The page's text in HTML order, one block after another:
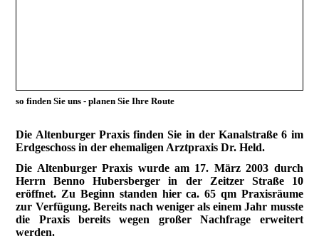
so finden Sie uns - planen Sie Ihre Route
Die Altenburger Praxis finden Sie in der Kanalstraße 6 im
Erdgeschoss in der ehemaligen Arztpraxis Dr. Held.
Die Altenburger Praxis wurde am 17. März 2003 durch
Herrn Benno Hubersberger in der Zeitzer Straße 10
eröffnet. Zu Beginn standen hier ca. 65 qm Praxisräume
zur Verfügung. Bereits nach weniger als einem Jahr musste
die Praxis bereits wegen großer Nachfrage erweitert
werden.